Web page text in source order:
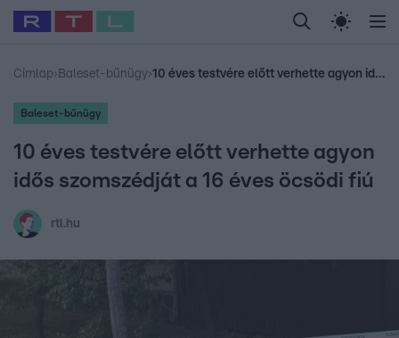
Legfrissebb RTL Híradó Randi Celeb vagyok,
Babits Marcella Most Wanted Gallusz
Címlap› Baleset-bűnügy› 10 éves testvére előtt verhette agyon idős szomszédját a 16 éves öcsödi fiú
Baleset-bűnügy
10 éves testvére előtt verhette agyon
idős szomszédját a 16 éves öcsödi fiú
rtl.hu